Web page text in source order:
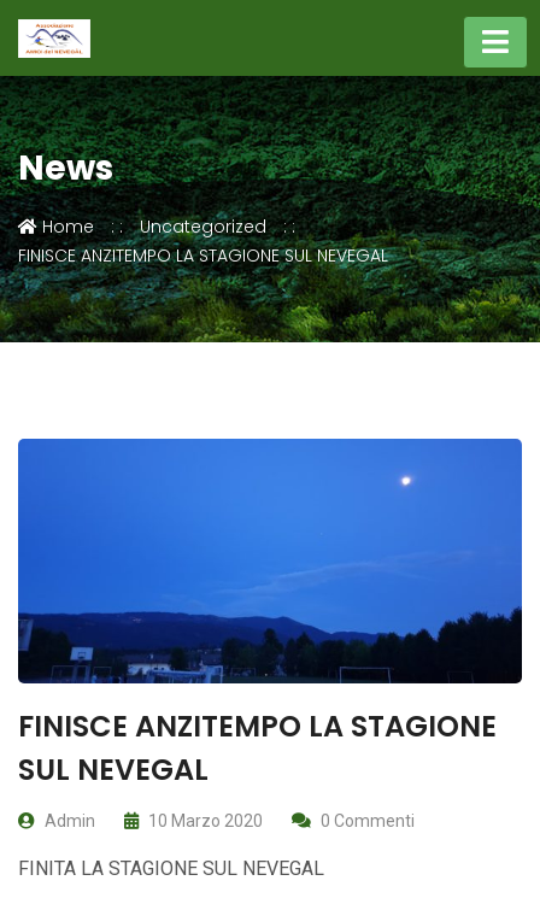
News
Home
Uncategorized
FINISCE ANZITEMPO LA STAGIONE SUL NEVEGAL
FINISCE ANZITEMPO LA STAGIONE
SUL NEVEGAL
Admin 10 Marzo 2020 0 Commenti
FINITA LA STAGIONE SUL NEVEGAL